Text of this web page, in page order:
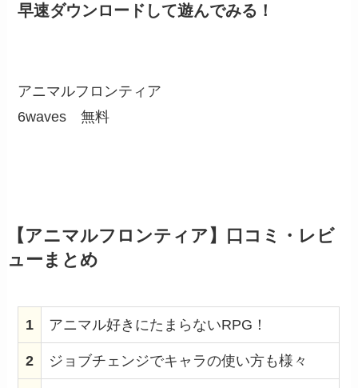
早速ダウンロードして遊んでみる！
アニマルフロンティア
6waves無料
【アニマルフロンティア】口コミ・レビ
ューまとめ
1 アニマル好きにたまらないRPG！
2 ジョブチェンジでキャラの使い方も様々